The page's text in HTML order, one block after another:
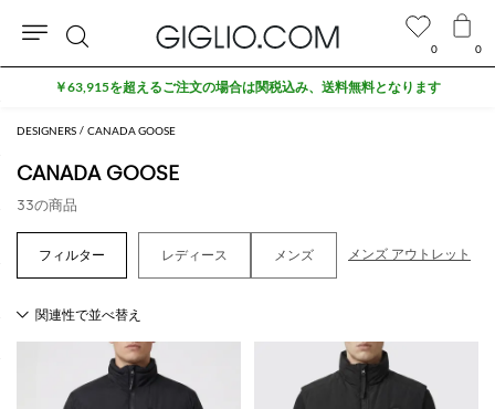
DESIGNERS CANADA GOOSE
CANADA GOOSE
33の商品
レディース メンズ メンズ アウトレット
0 0
検
索
￥63,915を超えるご注文の場合は関税込み、送料無料となります